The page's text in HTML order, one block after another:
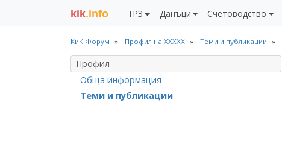
kik.info ТРЗ Данъци Счетоводство
КиК Форум Профил на ХХХХХ Теми и публикации
Профил
Обща информация
Теми и публикации